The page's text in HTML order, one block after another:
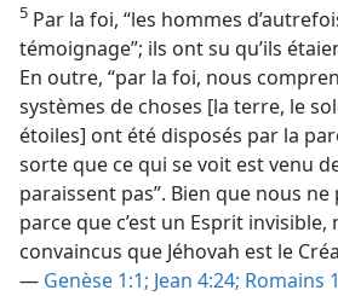
5 Par la foi, “les hommes
témoignage”; ils ont su qu’ils
En outre, “par la foi, nous
systèmes de choses [la terre, le
étoiles] ont été disposés par la
sorte que ce qui se voit est venu
paraissent pas”. Bien que nous
parce que c’est un Esprit invisible,
convaincus que Jéhovah est le
— Genèse 1:1; Jean 4:24; Romains